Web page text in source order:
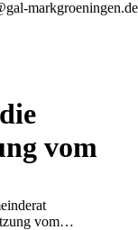
markgroeningen.de
vom
vom…